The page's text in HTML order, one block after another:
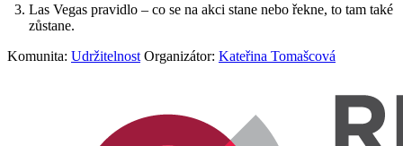
Las Vegas pravidlo – co se na akci stane nebo řekne, to tam také
zůstane.
Komunita: Udržitelnost Organizátor: Kateřina Tomašcová